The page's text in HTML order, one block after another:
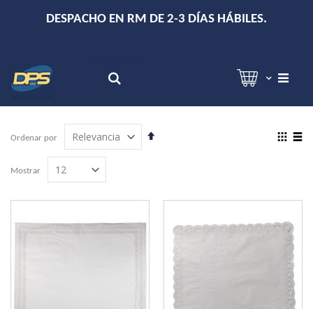
DESPACHO EN RM DE 2-3 DÍAS HÁBILES.
Ordenar por
Establecer
View
Mostrar